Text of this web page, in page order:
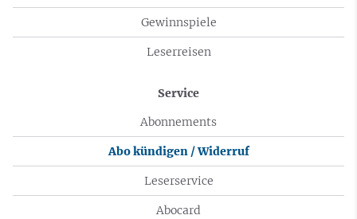
Gewinnspiele
Leserreisen
Service
Abonnements
Abo kündigen / Widerruf
Leserservice
Abocard